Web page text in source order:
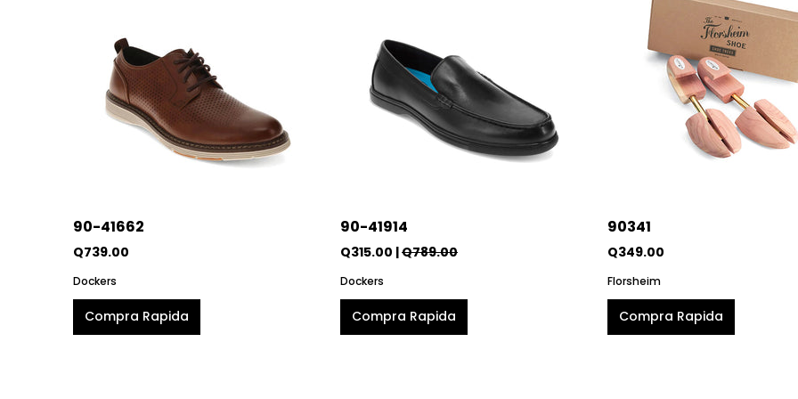
90-41662
Q739.00
Dockers
Compra Rapida
90-41914
Q315.00 |Q789.00
Dockers
Compra Rapida
90341
Q349.00
Florsheim
Compra Rapida